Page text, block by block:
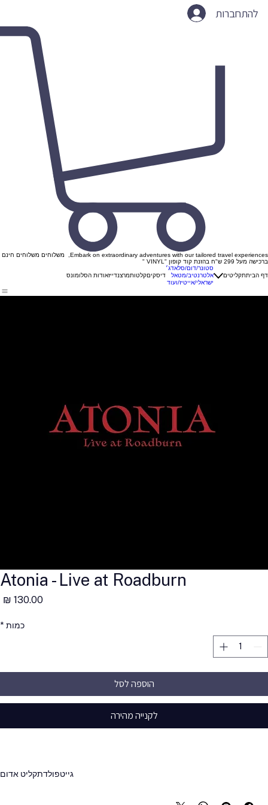
להתחברות
Embark on extraordinary adventures with our tailored travel experiences, משלוחים משלוחים חינם
ברכישה מעל 299 ש"ח בהזנת קוד קופון "VINYL "
דף הביתתקליטים
סטונר/דום/סלאדג׳
אלטרנטיב/מטאל
ישראלי/אייטיז/ועוד
דיסקיםקלטותמרצנדייזאודות הסלומונס
Atonia - Live at Roadburn
כמות *
הוספה לסל
לקנייה מהירה
גייטפולדתקליט אדום